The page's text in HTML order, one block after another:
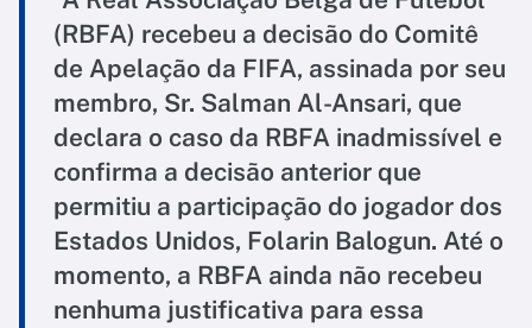
(RBFA) recebeu a decisão do Comitê
de Apelação da FIFA, assinada por seu
membro, Sr. Salman Al-Ansari, que
declara o caso da RBFA inadmissível e
confirma a decisão anterior que
permitiu a participação do jogador dos
Estados Unidos, Folarin Balogun. Até o
momento, a RBFA ainda não recebeu
nenhuma justificativa para essa